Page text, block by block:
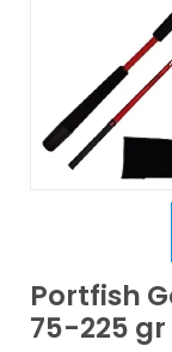
Portfish
75-225 gr